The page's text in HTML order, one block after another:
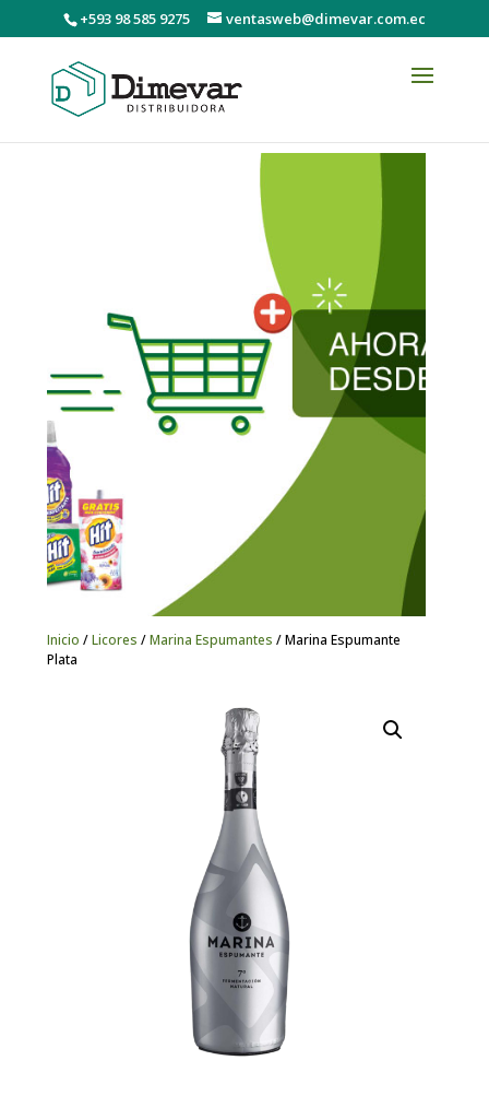
+593 98 585 9275 ventasweb@dimevar.com.ec
Inicio /Licores /Marina Espumantes / Marina Espumante
Plata